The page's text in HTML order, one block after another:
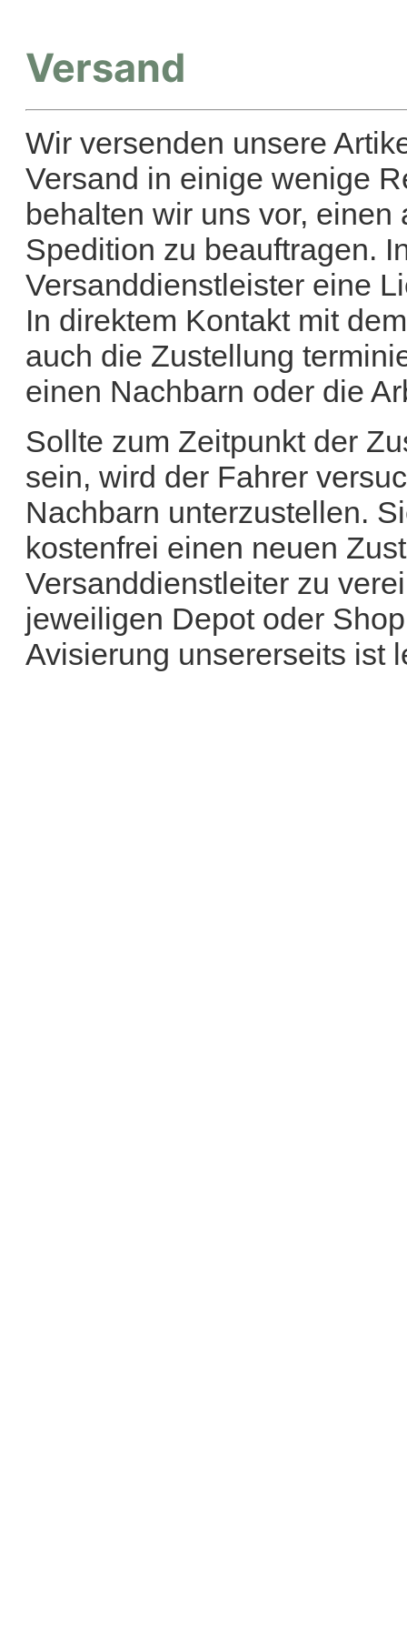
Versand
Wir versenden unsere
Versand in einige wenige
behalten wir uns vor,
Spedition zu beauftragen.
Versanddienstleister eine
In direktem Kontakt mit
auch die Zustellung
einen Nachbarn oder die
Sollte zum Zeitpunkt der
sein, wird der Fahrer
Nachbarn unterzustellen.
kostenfrei einen neuen
Versanddienstleiter zu
jeweiligen Depot oder
Avisierung unsererseits ist